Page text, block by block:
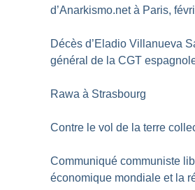
d’Anarkismo.net à Paris,
Décès d’Eladio Villanueva
général de la CGT
Rawa à Strasbourg
Contre le vol de la terre
Communiqué communiste
économique mondiale et la